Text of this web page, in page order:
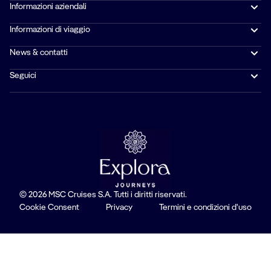
Informazioni aziendali
Informazioni di viaggio
News & contatti
Seguici
© 2026 MSC Cruises S.A. Tutti i diritti riservati.
Cookie Consent
Privacy Termini e condizioni d'uso